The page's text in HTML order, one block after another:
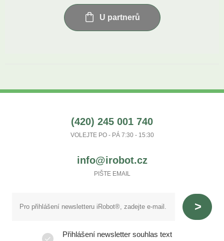
U partnerů
(420) 245 001 740
VOLEJTE PO - PÁ 7:30 - 15:30
info@irobot.cz
PIŠTE EMAIL
Přihlášení newsletter souhlas text